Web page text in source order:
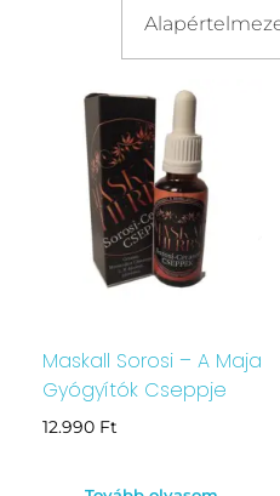
Maskall Sorosi – A Maja
Gyógyítók Cseppje
12.990 Ft